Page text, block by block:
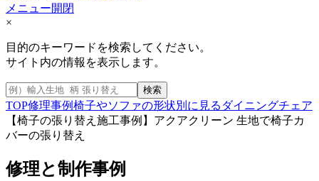
メニュー開閉
×
目的のキーワードを検索してください。
サイト内の情報を表示します。
検索
TOP修理事例椅子やソファの形状別に見る ダイニングチェア
【椅子の張り替え施工事例】アクアクリーン 生地で椅子カ
バーの張り替え
修理と制作事例